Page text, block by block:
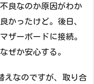
良なのか原因がわか
かったけど。後日、
ザーボードに接続。
ぜか安心する。
えなのですが、取り合